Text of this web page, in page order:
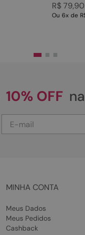
R$ 79,90
Ou 6x de
10% OFF
MINHA CONTA
Meus Dados
Meus Pedidos
Cashback